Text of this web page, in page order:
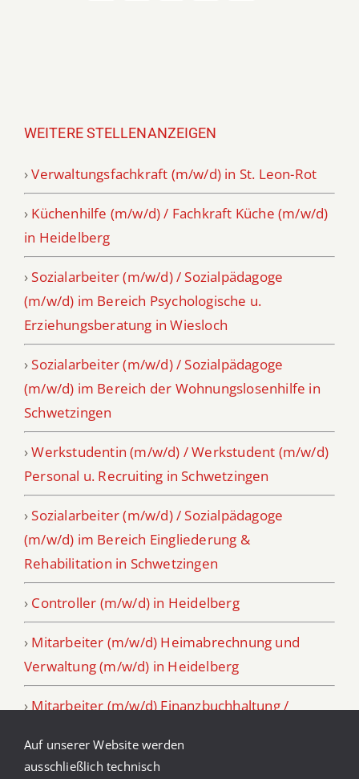
WEITERE STELLENANZEIGEN
›Verwaltungsfachkraft (m/w/d) in St. Leon-Rot
› Küchenhilfe (m/w/d) / Fachkraft Küche (m/w/d)
in Heidelberg
›Sozialarbeiter (m/w/d) / Sozialpädagoge
(m/w/d) im Bereich Psychologische u.
Erziehungsberatung in Wiesloch
›Sozialarbeiter (m/w/d) / Sozialpädagoge
(m/w/d) im Bereich der Wohnungslosenhilfe in
Schwetzingen
›Werkstudentin (m/w/d) / Werkstudent (m/w/d)
Personal u. Recruiting in Schwetzingen
›Sozialarbeiter (m/w/d) / Sozialpädagoge
(m/w/d) im Bereich Eingliederung &
Rehabilitation in Schwetzingen
› Controller (m/w/d) in Heidelberg
› Mitarbeiter (m/w/d) Heimabrechnung und
Verwaltung (m/w/d) in Heidelberg
›Mitarbeiter (m/w/d) Finanzbuchhaltung /
Steuerfachangestellter (m/w/d) in Schwetzingen
Auf unserer Website werden
ausschließlich technisch